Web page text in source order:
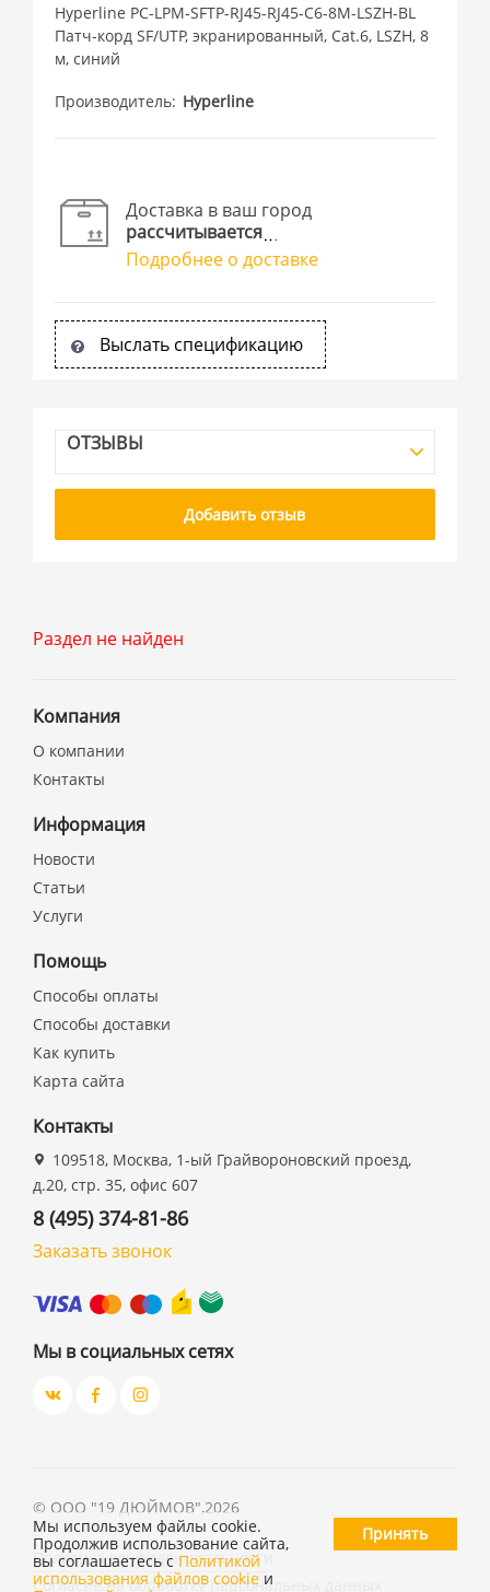
Hyperline PC-LPM-SFTP-RJ45-RJ45-C6-8M-LSZH-BL
Патч-корд SF/UTP, экранированный, Cat.6, LSZH, 8
м, синий
Производитель Hyperline
Доставка в ваш город
рассчитывается
Подробнее о доставке
Выслать спецификацию
ОТЗЫВЫ
Добавить отзыв
Раздел не найден
Компания
О компании
Контакты
Информация
Новости
Статьи
Услуги
Помощь
Способы оплаты
Способы доставки
Как купить
Карта сайта
Контакты
109518, Москва, 1-ый Грайвороновский проезд,
д.20, стр. 35, офис 607
8 (495) 374-81-86
Заказать звонок
Мы в социальных сетях
© ООО "19 ДЮЙМОВ",2026
Политика конфиденциальности
Согласие на обработку персональных данных
Мы используем файлы cookie.
Продолжив использование сайта,
вы соглашаетесь с Политикой
использования файлов cookie и
Принять